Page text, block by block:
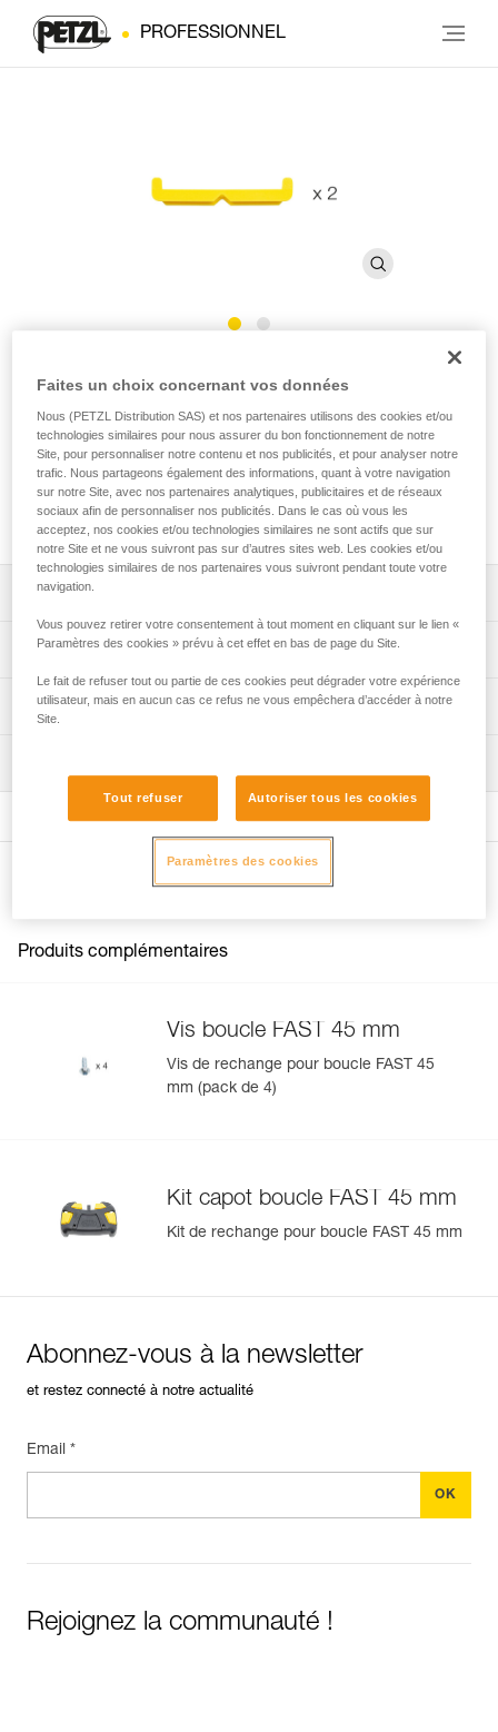
PROFESSIONNEL
Barrettes boucles FAST 45
mm
Barrettes pour boucles FAST 45 mm (pack de 2)
Barrettes pour boucles FAST 45 mm, vendues par 2.
Descriptif
Compatibles avec les boucles FAST 45 mm présentes sur
- SEQUOIA (C069AA),
- AVAO BOD FAST version internationale (C071DA),
(C73AAA, C73AAA U),
- NEWTON EASYFIT versions européenne et
internationale (C73JFA, C73JFA U),
- NEWTON EASYFIT HI-VIZ (C73JFV U),
- VOLT (C72AFA, C72AFA C),
- VOLT WIND (C72WFA, C72WFA C),
- SEQUOIA (C69AFA),
- AVAO BOD CROLL FAST version internationale (C71CFA
Spécifications techniques
Spécifications référence(s)
Informations techniques
Gérer et inspecter facilement votre EPI
Importez et exportez facilement vos données EPI
existantes.
Autres produits
Produits complémentaires
Vis boucle FAST 45 mm
Vis de rechange pour boucle FAST 45
mm (pack de 4)
Kit capot boucle FAST 45 mm
Kit de rechange pour boucle FAST 45 mm
Abonnez-vous à la newsletter
et restez connecté à notre actualité
Email *
Rejoignez la communauté !
Faites un choix concernant vos données
Nous (PETZL Distribution SAS) et nos partenaires utilisons des cookies et/ou
technologies similaires pour nous assurer du bon fonctionnement de notre
Site, pour personnaliser notre contenu et nos publicités, et pour analyser notre
trafic. Nous partageons également des informations, quant à votre navigation
sur notre Site, avec nos partenaires analytiques, publicitaires et de réseaux
sociaux afin de personnaliser nos publicités. Dans le cas où vous les
acceptez, nos cookies et/ou technologies similaires ne sont actifs que sur
notre Site et ne vous suivront pas sur d’autres sites web. Les cookies et/ou
technologies similaires de nos partenaires vous suivront pendant toute votre
navigation.
Vous pouvez retirer votre consentement à tout moment en cliquant sur le lien «
Paramètres des cookies » prévu à cet effet en bas de page du Site.
Le fait de refuser tout ou partie de ces cookies peut dégrader votre expérience
utilisateur, mais en aucun cas ce refus ne vous empêchera d’accéder à notre
Site.
Tout refuser Autoriser tous les cookies
Paramètres des cookies